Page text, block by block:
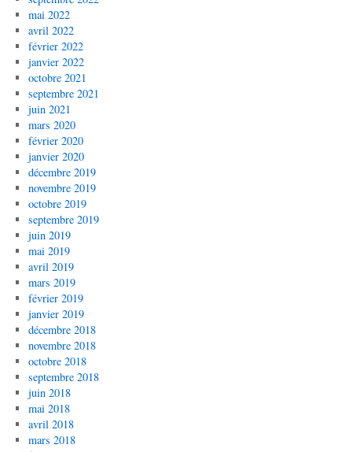
mai 2022
avril 2022
février 2022
janvier 2022
octobre 2021
septembre 2021
juin 2021
mars 2020
février 2020
janvier 2020
décembre 2019
novembre 2019
octobre 2019
septembre 2019
juin 2019
mai 2019
avril 2019
mars 2019
février 2019
janvier 2019
décembre 2018
novembre 2018
octobre 2018
septembre 2018
juin 2018
mai 2018
avril 2018
mars 2018